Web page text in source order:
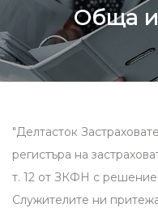
Обща
"Делтасток
регистъра на
т. 12 от ЗКФН с решение
Служителите ни